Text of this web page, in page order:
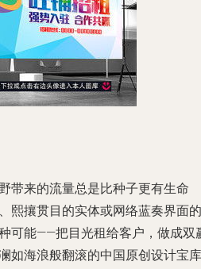
带来的流量总是比种子更有生命
熙攘贯目的实体或网络蓝奏界面的
可能——把目光租给客户，做成双
如海浪般翻滚的中国原创设计宝库